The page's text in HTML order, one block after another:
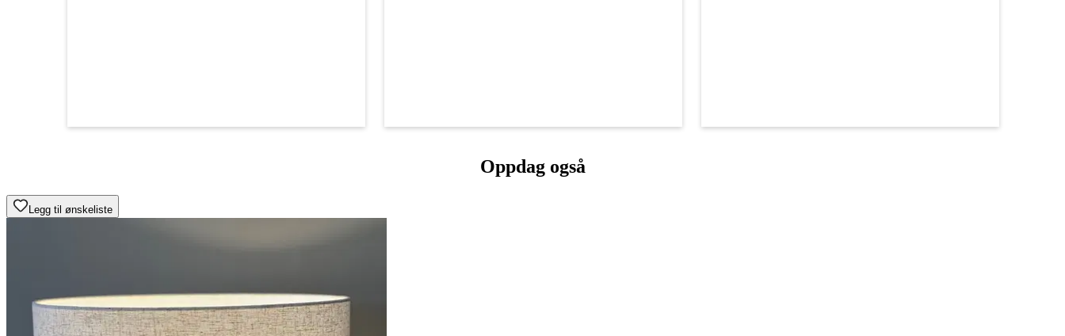
Oppdag også
Legg til ønskeliste